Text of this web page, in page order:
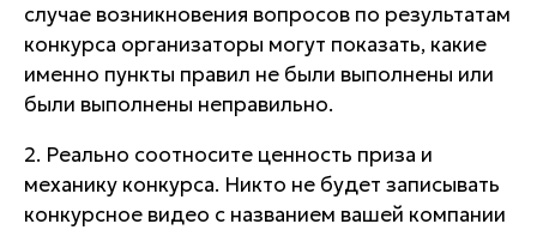
случае возникновения вопросов по результатам
конкурса организаторы могут показать, какие
именно пункты правил не были выполнены или
были выполнены неправильно.
2. Реально соотносите ценность приза и
механику конкурса. Никто не будет записывать
конкурсное видео с названием вашей компании